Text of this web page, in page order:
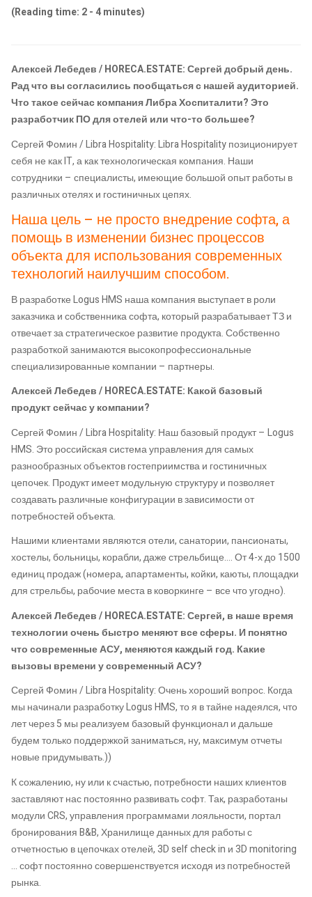
(Reading time: 2 - 4 minutes)
Алексей Лебедев / HORECA.ESTATE: Сергей добрый день.
Рад что вы согласились пообщаться с нашей аудиторией.
Что такое сейчас компания Либра Хоспиталити? Это
разработчик ПО для отелей или что-то большее?
Сергей Фомин / Libra Hospitality: Libra Hospitality позиционирует
себя не как IT, а как технологическая компания. Наши
сотрудники – специалисты, имеющие большой опыт работы в
различных отелях и гостиничных цепях.
Наша цель – не просто внедрение софта, а
помощь в изменении бизнес процессов
объекта для использования современных
технологий наилучшим способом.
В разработке Logus HMS наша компания выступает в роли
заказчика и собственника софта, который разрабатывает ТЗ и
отвечает за стратегическое развитие продукта. Собственно
разработкой занимаются высокопрофессиональные
специализированные компании – партнеры.
Алексей Лебедев / HORECA.ESTATE: Какой базовый
продукт сейчас у компании?
Сергей Фомин / Libra Hospitality: Наш базовый продукт – Logus
HMS. Это российская система управления для самых
разнообразных объектов гостеприимства и гостиничных
цепочек. Продукт имеет модульную структуру и позволяет
создавать различные конфигурации в зависимости от
потребностей объекта.
Нашими клиентами являются отели, санатории, пансионаты,
хостелы, больницы, корабли, даже стрельбище…. От 4-х до 1500
единиц продаж (номера, апартаменты, койки, каюты, площадки
для стрельбы, рабочие места в коворкинге – все что угодно).
Алексей Лебедев / HORECA.ESTATE: Сергей, в наше время
технологии очень быстро меняют все сферы. И понятно
что современные АСУ, меняются каждый год. Какие
вызовы времени у современный АСУ?
Сергей Фомин / Libra Hospitality: Очень хороший вопрос. Когда
мы начинали разработку Logus HMS, то я в тайне надеялся, что
лет через 5 мы реализуем базовый функционал и дальше
будем только поддержкой заниматься, ну, максимум отчеты
новые придумывать.))
К сожалению, ну или к счастью, потребности наших клиентов
заставляют нас постоянно развивать софт. Так, разработаны
модули CRS, управления программами лояльности, портал
бронирования B&B, Хранилище данных для работы с
отчетностью в цепочках отелей, 3D self check in и 3D monitoring
… софт постоянно совершенствуется исходя из потребностей
рынка.